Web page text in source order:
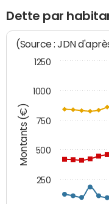
Dette par
Montants (€)
(Source : JDN
250
500
750
1000
1250